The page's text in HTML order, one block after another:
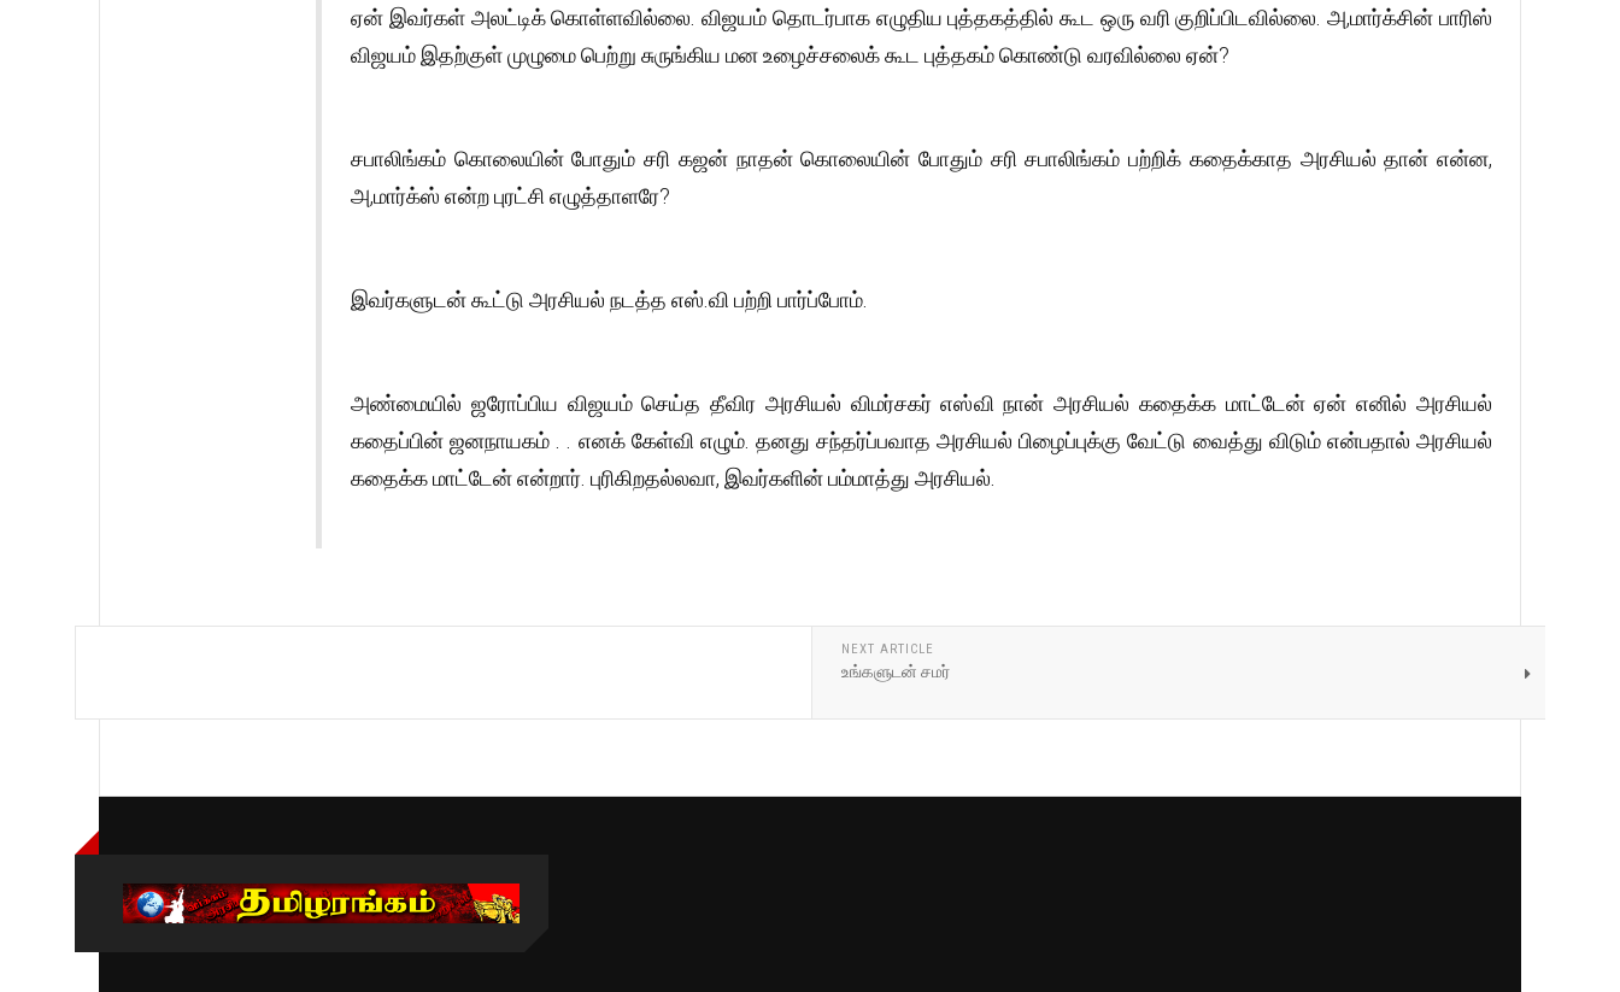
ஏன் இவர்கள் அலட்டிக் கொள்ளவில்லை. விஜயம் தொடர்பாக எழுதிய புத்தகத்தில் கூட ஒரு வரி குறிப்பிடவில்லை. அ,மார்க்சின் பாரிஸ்
விஜயம் இதற்குள் முழுமை பெற்று சுருங்கிய மன உழைச்சலைக் கூட புத்தகம் கொண்டு வரவில்லை ஏன்?
சபாலிங்கம் கொலையின் போதும் சரி கஜன் நாதன் கொலையின் போதும் சரி சபாலிங்கம் பற்றிக் கதைக்காத அரசியல் தான் என்ன,
அ,மார்க்ஸ் என்ற புரட்சி எழுத்தாளரே?
இவர்களுடன் கூட்டு அரசியல் நடத்த எஸ்.வி பற்றி பார்ப்போம்.
அண்மையில் ஜரோப்பிய விஜயம் செய்த தீவிர அரசியல் விமர்சகர் எஸ்வி நான் அரசியல் கதைக்க மாட்டேன் ஏன் எனில் அரசியல்
கதைப்பின் ஜனநாயகம் . . எனக் கேள்வி எழும். தனது சந்தர்ப்பவாத அரசியல் பிழைப்புக்கு வேட்டு வைத்து விடும் என்பதால் அரசியல்
கதைக்க மாட்டேன் என்றார். புரிகிறதல்லவா, இவர்களின் பம்மாத்து அரசியல்.
NEXT ARTICLE
உங்களுடன் சமர்